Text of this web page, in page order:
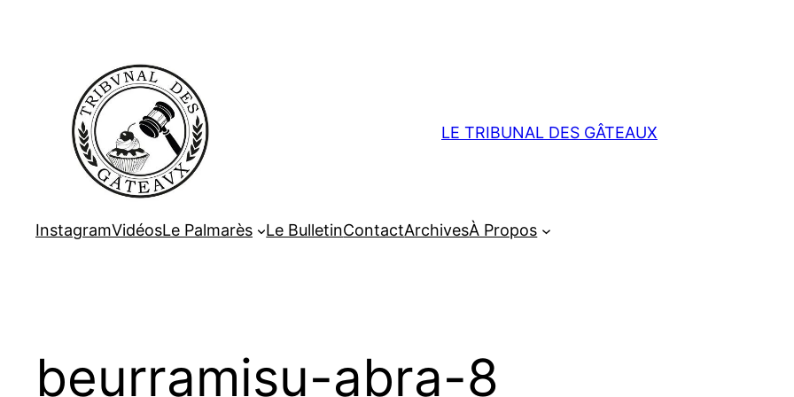
LE TRIBUNAL DES GÂTEAUX
InstagramVidéosLe Palmarès Le BulletinContactArchivesÀ Propos
beurramisu-abra-8